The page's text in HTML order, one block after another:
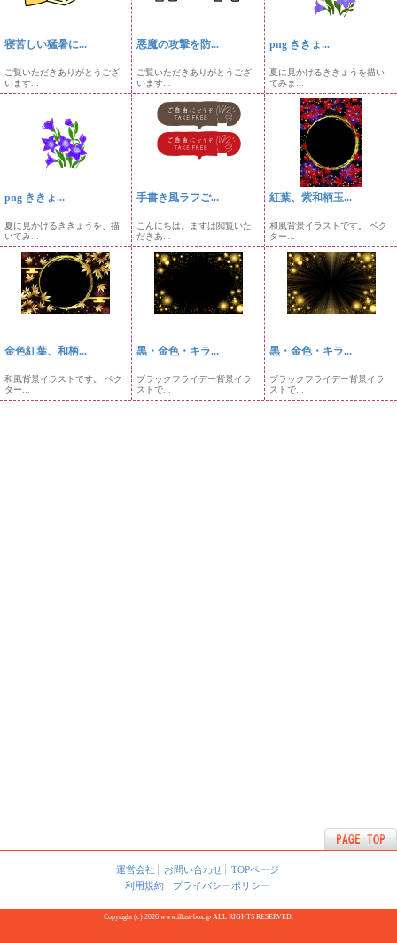
寝苦しい猛暑に...
ご覧いただきありがとうござ
います...
悪魔の攻撃を防...
ご覧いただきありがとうござ
います...
png ききょ...
夏に見かけるききょうを描い
てみま...
png ききょ...
夏に見かけるききょうを、描
いてみ...
手書き風ラフご...
こんにちは。まずは閲覧いた
だきあ...
紅葉、紫和柄玉...
和風背景イラストです。 ベク
ター...
金色紅葉、和柄...
和風背景イラストです。 ベク
ター...
黒・金色・キラ...
ブラックフライデー背景イラ
ストで...
黒・金色・キラ...
ブラックフライデー背景イラ
ストで...
運営会社 お問い合わせ
TOPページ
利用規約
プライバシーポリシー
Copyright (c) 2026 www.illust-box.jp ALL RIGHTS RESERVED.